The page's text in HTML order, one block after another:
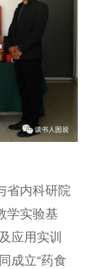
内科研院
学实验基
应用实训
成立“药食